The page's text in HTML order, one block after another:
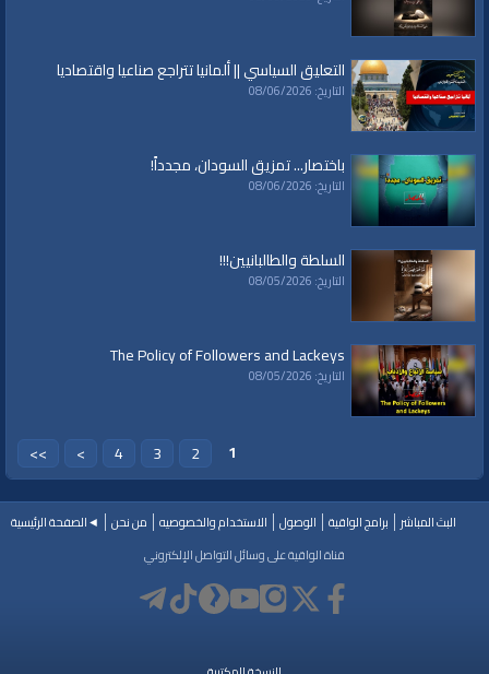
العلامات:قناة،|الواقية
رسول|الله
التعليق السياسي || ألمانيا تتراجع صناعيا واقتصاديا
التاريخ: 08/06/2026
باختصار... تمزيق السودان، مجدداً!
التاريخ: 08/06/2026
السلطة والطالبانيين!!!
التاريخ: 08/05/2026
The Policy of Followers and Lackeys
التاريخ: 08/05/2026
1
2
3
4
>
>>
البث المباشر برامج الواقية الوصول الاستخدام والخصوصيه من نحن
◄الصفحة الرئيسية
قناة الواقية على وسائل التواصل الإلكتروني